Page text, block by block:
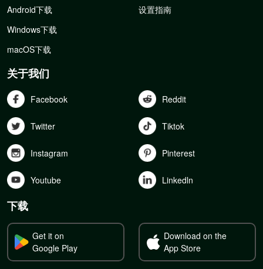
Android下载
Windows下载
macOS下载
设置指南
关于我们
Facebook Reddit
Twitter Tiktok
Instagram Pinterest
Youtube Linkedln
下载
Get it on
Google Play
Download on the
App Store